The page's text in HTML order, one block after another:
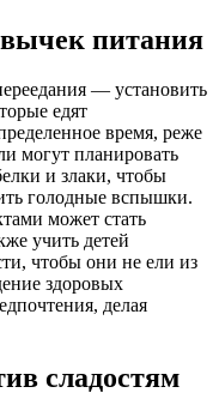
питания
— установить
едят
время, реже
могут планировать
и злаки, чтобы
голодные вспышки.
может стать
учить детей
чтобы они не ели из
здоровых
делая
сладостям